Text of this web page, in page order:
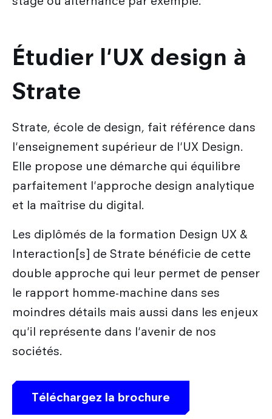
Étudier l'UX design à
Strate
Strate, école de design, fait référence dans
l'enseignement supérieur de l'UX Design.
Elle propose une démarche qui équilibre
parfaitement l'approche design analytique
et la maîtrise du digital.
Les diplômés de la formation Design UX &
Interaction[s] de Strate bénéficie de cette
double approche qui leur permet de penser
le rapport homme-machine dans ses
moindres détails mais aussi dans les enjeux
qu'il représente dans l'avenir de nos
sociétés.
Téléchargez la brochure